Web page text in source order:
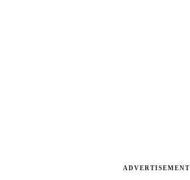
ADVERTISEMENT